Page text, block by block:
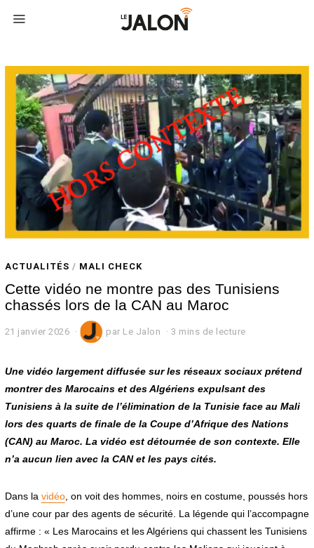
ACTUALITÉS / MALI CHECK
Cette vidéo ne montre pas des Tunisiens
chassés lors de la CAN au Maroc
21 janvier 2026
a
n
v
i
e
2
0
par Le Jalon 3 mins de lecture
Une vidéo largement diffusée sur les réseaux sociaux prétend
montrer des Marocains et des Algériens expulsant des
Tunisiens à la suite de l’élimination de la Tunisie face au Mali
lors des quarts de finale de la Coupe d’Afrique des Nations
(CAN) au Maroc. La vidéo est détournée de son contexte. Elle
n’a aucun lien avec la CAN et les pays cités.
Dans la vidéo, on voit des hommes, noirs en costume, poussés hors
d’une cour par des agents de sécurité. La légende qui l’accompagne
affirme : « Les Marocains et les Algériens qui chassent les Tunisiens